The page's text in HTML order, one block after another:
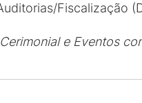
Fiscalização
e Eventos